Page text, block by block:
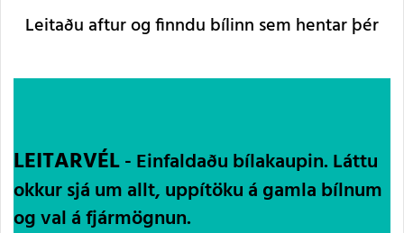
Leitaðu aftur og finndu bílinn sem hentar þér
LEITARVÉL- Einfaldaðu bílakaupin. Láttu
okkur sjá um allt, uppítöku á gamla bílnum
og val á fjármögnun.